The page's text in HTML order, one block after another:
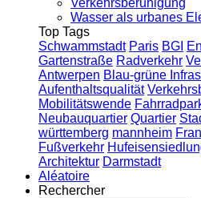
Verkehrsberuhigung
Wasser als urbanes
Top Tags
Schwammstadt Paris BGI
Gartenstraße Radverkehr
Antwerpen Blau-grüne
Aufenthaltsqualität
Mobilitätswende
Neubauquartier Quartier
württemberg mannheim
Fußverkehr
Architektur Darmstadt
Aléatoire
Rechercher